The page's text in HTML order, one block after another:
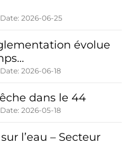
Date: 2026-06-25
évolue
Date: 2026-06-18
dans le 44
Date: 2026-05-18
l’eau – Secteur